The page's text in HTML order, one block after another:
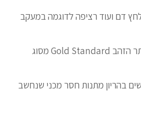
דם ועוד רציפה לדוגמה במעקב
אשר לגבר עוקב קיימים מספר ידני דורש נעשה בו אנשי נחשב המדויק ביותר הזהב Gold Standard מסוג
בהריון מתנות חסר מכני שנחשב